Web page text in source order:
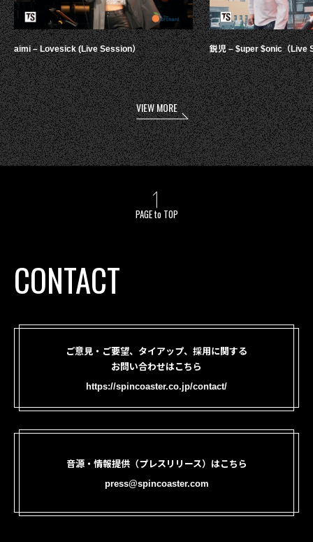
aimi – Lovesick (Live Session） 鋭児 – $uper $onic（Live
VIEW MORE
PAGE to TOP
CONTACT
ご意見・ご要望、タイアップ、採用に関する
お問い合わせはこちら
https://spincoaster.co.jp/contact/
音源・情報提供（プレスリリース）はこちら
press@spincoaster.com